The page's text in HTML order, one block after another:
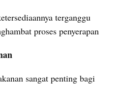
terganggu
proses penyerapan
sangat penting bagi